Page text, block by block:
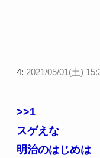
4: 2021/05/01(土)
>>1
スゲえな
明治のはじめは